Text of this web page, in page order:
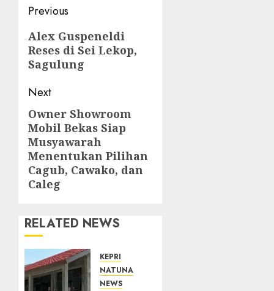
Post
navigation
Previous
Previous
post:
Alex Guspeneldi
Reses di Sei Lekop,
Sagulung
Next
Next
post:
Owner Showroom
Mobil Bekas Siap
Musyawarah
Menentukan Pilihan
Cagub, Cawako, dan
Caleg
RELATED NEWS
KEPRI
NATUNA
NEWS